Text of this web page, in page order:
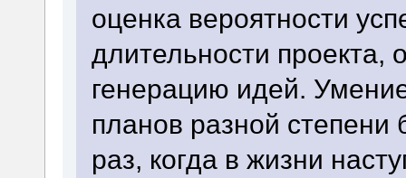
оценка вероятности
длительности проекта,
генерацию идей.
планов разной
раз, когда в жизни